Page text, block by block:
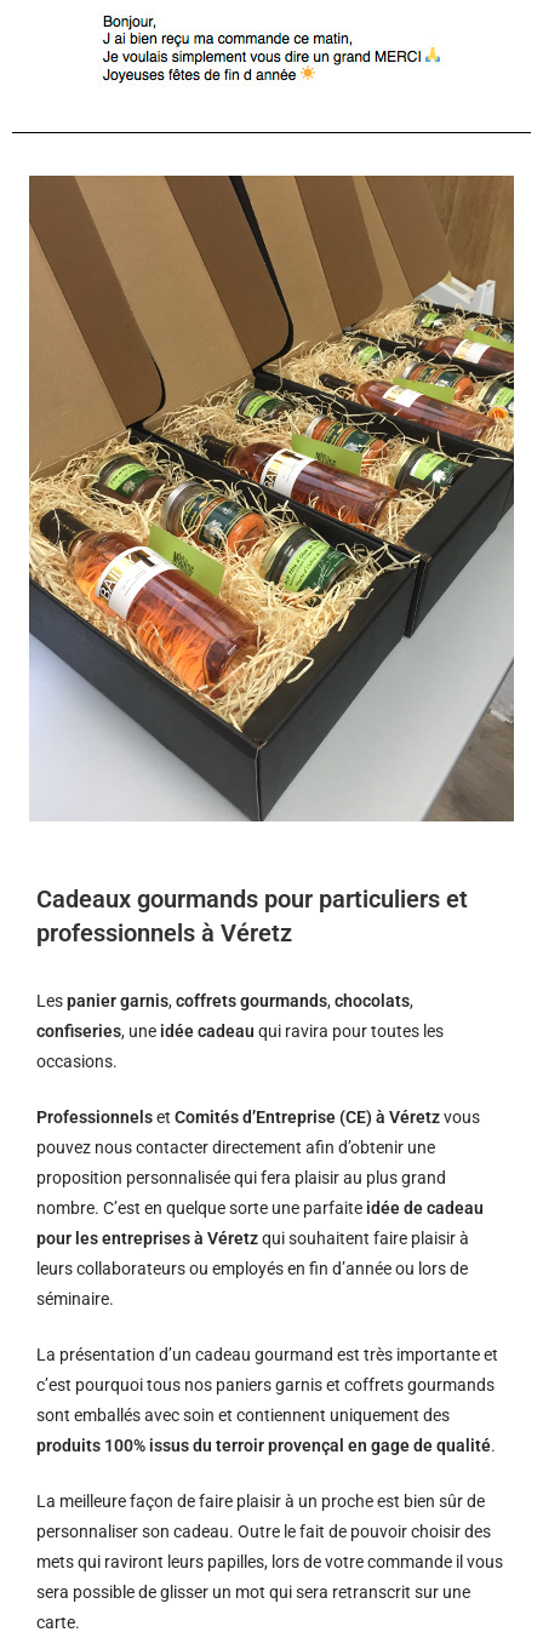
Cadeaux gourmands pour particuliers et
professionnels à Véretz
Lespanier garnis,coffrets gourmands,chocolats,
confiseries, une idée cadeau qui ravira pour toutes les
occasions.
Professionnelset Comités d’Entreprise (CE) à Véretzvous
pouvez nous contacter directement afin d’obtenir une
proposition personnalisée qui fera plaisir au plus grand
nombre. C’est en quelque sorte une parfaite idée de cadeau
pour les entreprises à Véretzqui souhaitent faire plaisir à
leurs collaborateurs ou employés en fin d’année ou lors de
séminaire.
La présentation d’un cadeau gourmand est très importante et
c’est pourquoi tous nos paniers garnis et coffrets gourmands
sont emballés avec soin et contiennent uniquement des
produits 100% issus du terroir provençal en gage de qualité.
La meilleure façon de faire plaisir à un proche est bien sûr de
personnaliser son cadeau. Outre le fait de pouvoir choisir des
mets qui raviront leurs papilles, lors de votre commande il vous
sera possible de glisser un mot qui sera retranscrit sur une
carte.